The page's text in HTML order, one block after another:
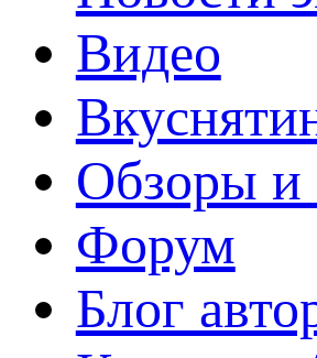
Видео
Обзоры и
Форум
Блог